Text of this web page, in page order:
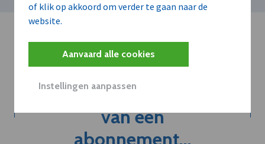
of klik op akkoord om verder te gaan naar de
website.
Aanvaard alle cookies
Instellingen aanpassen
Kort de voordelen
van een
abonnement...